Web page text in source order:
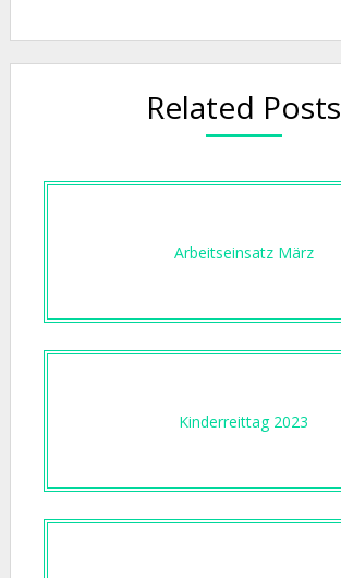
Related Posts
Arbeitseinsatz März
Kinderreittag 2023